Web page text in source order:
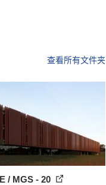
查看所有文件夹
/ MGS - 20